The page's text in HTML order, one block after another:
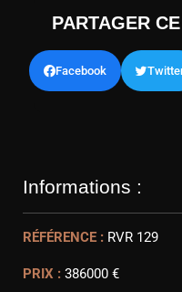
PARTAGER
Facebook
Informations :
RÉFÉRENCE : RVR 129
PRIX : 386000 €